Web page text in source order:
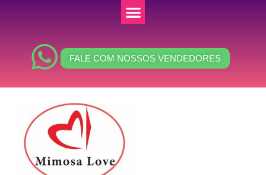
FALE COM NOSSOS VENDEDORES